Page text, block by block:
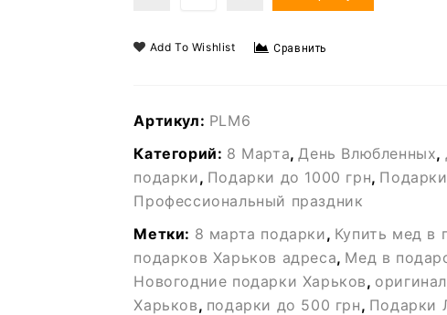
Add To Wishlist Сравнить
Артикул: PLM6
Категорий: 8 Марта,День Влюбленных,
подарки, Подарки до 1000 грн,
Профессиональный праздник
Метки: 8 марта подарки, Купить мед в
подарков Харьков адреса, Мед в
Новогодние подарки Харьков,
Харьков, подарки до 500 грн, Подарки